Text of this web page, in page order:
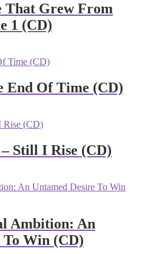
That Grew From
1 (CD)
End Of Time (CD)
Still I Rise (CD)
Ambition: An
To Win (CD)